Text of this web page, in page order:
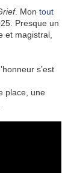
. Mon tout
Presque un
et magistral,
s’est
place, une